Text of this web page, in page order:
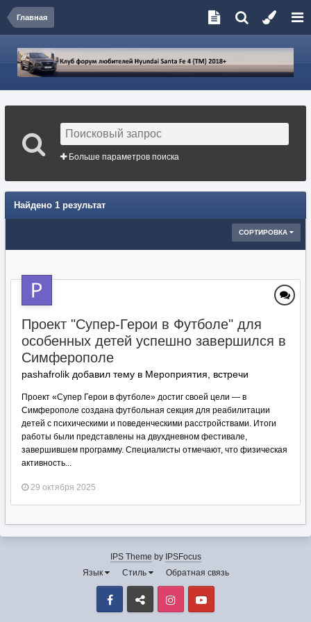
Главная
Больше параметров поиска
Найдено 1 результат
СОРТИРОВКА
Проект "Супер-Герои в Футболе" для
особенных детей успешно завершился в
Симферополе
pashafrolik добавил тему в Мероприятия, встречи
Проект «Супер Герои в футболе» достиг своей цели — в
Симферополе создана футбольная секция для реабилитации
детей с психическими и поведенческими расстройствами. Итоги
работы были представлены на двухдневном фестивале,
завершившем программу. Специалисты отмечают, что физическая
активность...
29 октября 2025
IPS Theme by IPSFocus
Язык
Стиль Обратная связь
Facebook VK Instagram